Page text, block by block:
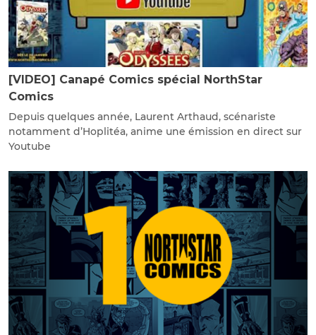
[VIDEO] Canapé Comics spécial NorthStar
Comics
Depuis quelques année, Laurent Arthaud, scénariste
notamment d’Hoplitéa, anime une émission en direct sur
Youtube